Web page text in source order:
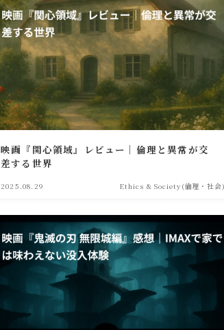
映画『関心領域』レビュー｜倫理と異常が交
差する世界
2025.08.29 Ethics & Society(倫理・社会)